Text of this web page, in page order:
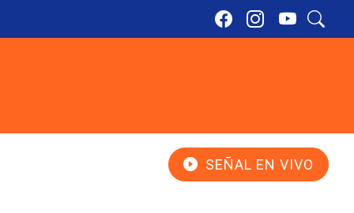
SEÑAL EN VIVO